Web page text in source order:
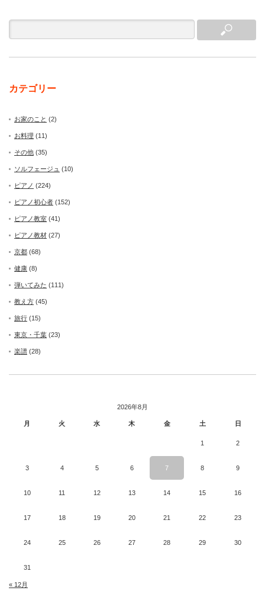
カテゴリー
お家のこと (2)
お料理 (11)
その他 (35)
ソルフェージュ (10)
ピアノ (224)
ピアノ初心者 (152)
ピアノ教室 (41)
ピアノ教材 (27)
京都 (68)
健康 (8)
弾いてみた (111)
教え方 (45)
旅行 (15)
東京・千葉 (23)
楽譜 (28)
2026年8月
月 火 水 木 金 土 日
1 2
3 4 5 6 7 8 9
10 11 12 13 14 15 16
17 18 19 20 21 22 23
24 25 26 27 28 29 30
31
« 12月